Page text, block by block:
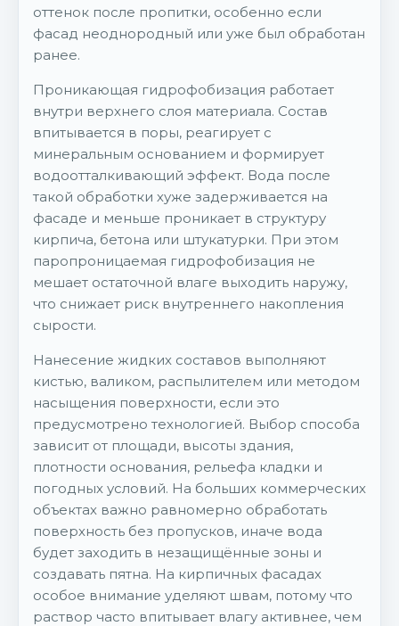
оттенок после пропитки, особенно если
фасад неоднородный или уже был обработан
ранее.
Проникающая гидрофобизация работает
внутри верхнего слоя материала. Состав
впитывается в поры, реагирует с
минеральным основанием и формирует
водоотталкивающий эффект. Вода после
такой обработки хуже задерживается на
фасаде и меньше проникает в структуру
кирпича, бетона или штукатурки. При этом
паропроницаемая гидрофобизация не
мешает остаточной влаге выходить наружу,
что снижает риск внутреннего накопления
сырости.
Нанесение жидких составов выполняют
кистью, валиком, распылителем или методом
насыщения поверхности, если это
предусмотрено технологией. Выбор способа
зависит от площади, высоты здания,
плотности основания, рельефа кладки и
погодных условий. На больших коммерческих
объектах важно равномерно обработать
поверхность без пропусков, иначе вода
будет заходить в незащищённые зоны и
создавать пятна. На кирпичных фасадах
особое внимание уделяют швам, потому что
раствор часто впитывает влагу активнее, чем